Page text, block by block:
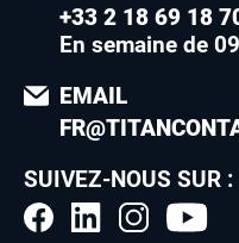
+33 2 18 69 18
En semaine de
EMAIL
SUIVEZ-NOUS SUR :